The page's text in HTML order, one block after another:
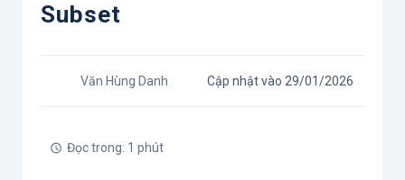
Subset
Văn Hùng Danh Cập nhật vào 29/01/2026
Đọc trong: 1 phút